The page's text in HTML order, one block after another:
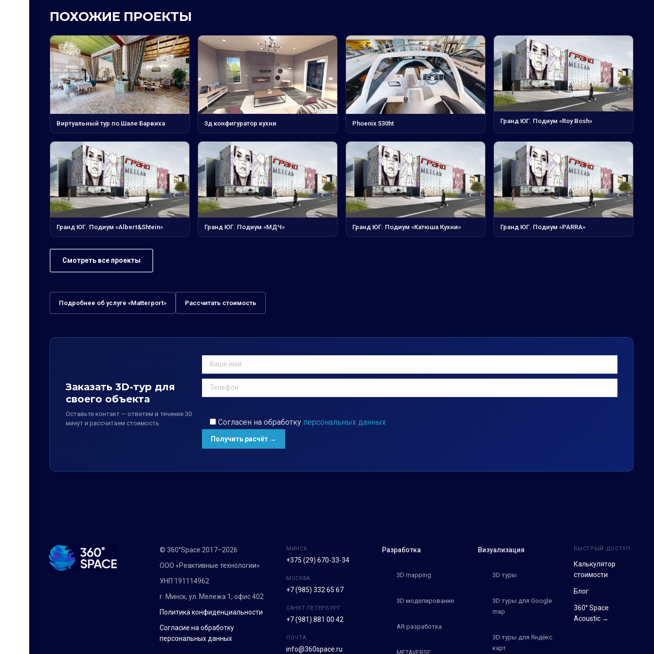
ПОХОЖИЕ ПРОЕКТЫ
Виртуальный тур по Шале Барвиха 3д конфигуратор кухни Phoenix 530ht Гранд ЮГ. Подиум «Roy Bosh»
Гранд ЮГ. Подиум «Albert&Shtein» Гранд ЮГ. Подиум «МДЧ» Гранд ЮГ. Подиум «Катюша Кухни» Гранд ЮГ. Подиум «PARRA»
Смотреть все проекты
Подробнее об услуге «Matterport» Рассчитать стоимость
Заказать 3D-тур для
своего объекта
Оставьте контакт — ответим в течение 30
минут и рассчитаем стоимость
Согласен на обработку персональных данных
© 360°Space 2017–2026
ООО «Реактивные технологии»
УНП 191114962
г. Минск, ул. Мележа 1, офис 402
Политика конфиденциальности
Согласие на обработку
персональных данных
МИНСК
+375 (29) 670-33-34
МОСКВА
+7 (985) 332 65 67
САНКТ-ПЕТЕРБУРГ
+7 (981) 881 00 42
ПОЧТА
info@360space.ru
Разработка
3D mapping
3D моделирование
AR разработка
METAVERSE
Визуализация
3D туры
3D туры для Google
map
3D туры для Яндекс
карт
БЫСТРЫЙ ДОСТУП
Калькулятор
стоимости
Блог
360° Space
Acoustic →